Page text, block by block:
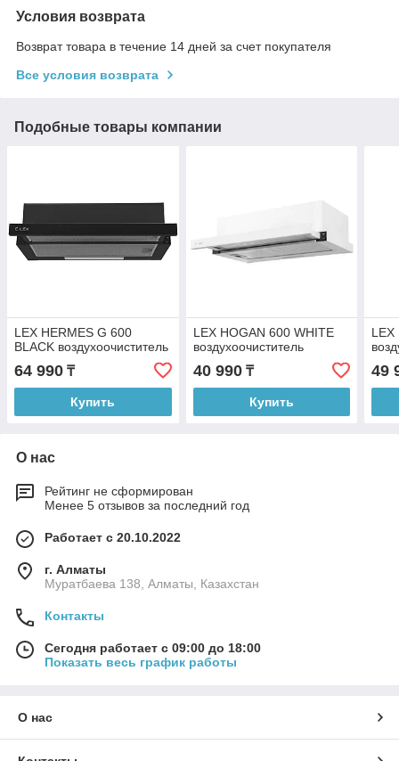
Условия возврата
Возврат товара в течение 14 дней за счет покупателя
Все условия возврата
Подобные товары компании
LEX HERMES G 600
BLACK воздухоочиститель
64 990 ₸
Купить
LEX HOGAN 600 WHITE
воздухоочиститель
40 990₸
Купить
LEX
49
О нас
Рейтинг не сформирован
Менее 5 отзывов за последний год
Работает с 20.10.2022
г. Алматы
Муратбаева 138, Алматы, Казахстан
Контакты
Сегодня работает с 09:00 до 18:00
Показать весь график работы
О нас